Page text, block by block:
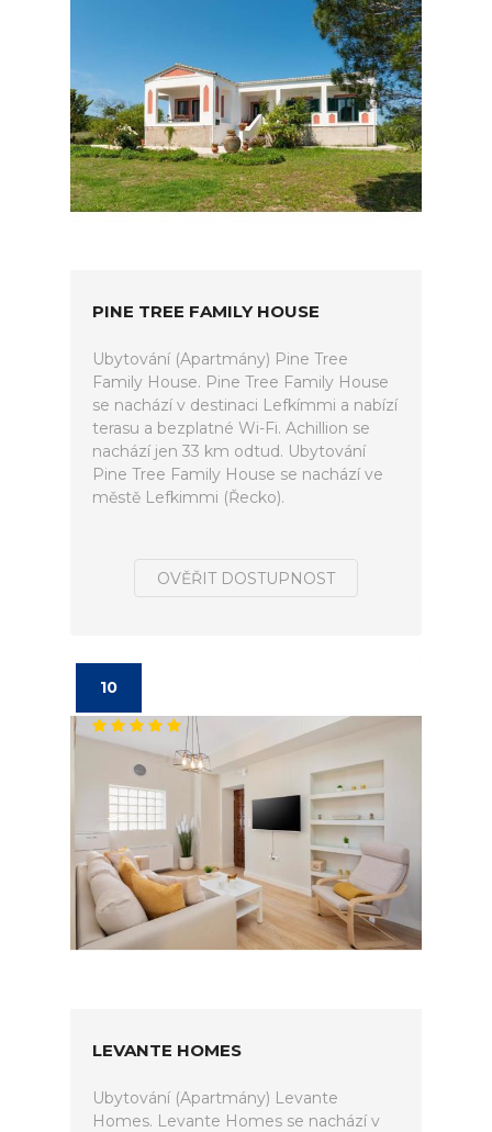
PINE TREE FAMILY HOUSE
Ubytování (Apartmány) Pine Tree
Family House. Pine Tree Family House
se nachází v destinaci Lefkímmi a nabízí
terasu a bezplatné Wi-Fi. Achillion se
nachází jen 33 km odtud. Ubytování
Pine Tree Family House se nachází ve
městě Lefkimmi (Řecko).
OVĚŘIT DOSTUPNOST
10
LEVANTE HOMES
Ubytování (Apartmány) Levante
Homes. Levante Homes se nachází v